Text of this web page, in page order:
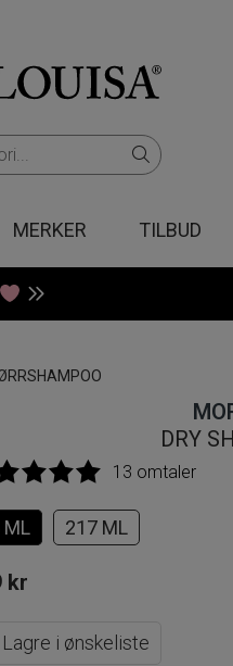
MERKER TILBUD
DRY
13 omtaler
ML 217 ML
kr
Lagre i ønskeliste